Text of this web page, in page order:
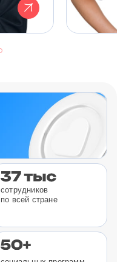
сотрудников
по всей стране